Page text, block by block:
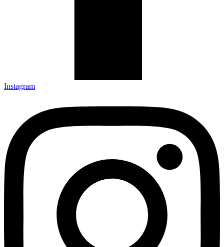
Instagram